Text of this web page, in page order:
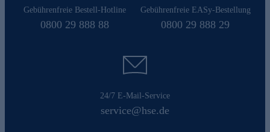
Gebührenfreie Bestell-Hotline
0800 29 888 88
Gebührenfreie EASy-Bestellung
0800 29 888 29
24/7 E-Mail-Service
service@hse.de